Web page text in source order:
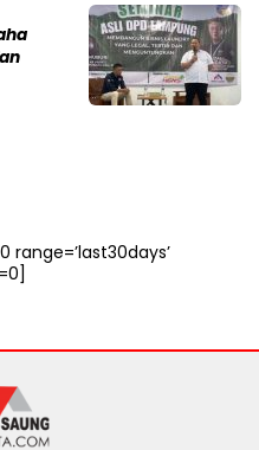
range=’last30days’